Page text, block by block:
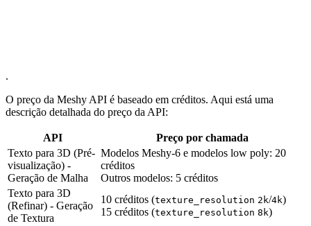
.
O preço da Meshy API é baseado em créditos. Aqui está uma
descrição detalhada do preço da API:
API
Preço por chamada
Texto para 3D (Pré-
visualização) -
Geração de Malha
Modelos Meshy-6 e modelos low poly: 20
créditos
Outros modelos: 5 créditos
Texto para 3D
(Refinar) - Geração
de Textura
10 créditos (texture_resolution 2k/4k)
15 créditos (texture_resolution 8k)